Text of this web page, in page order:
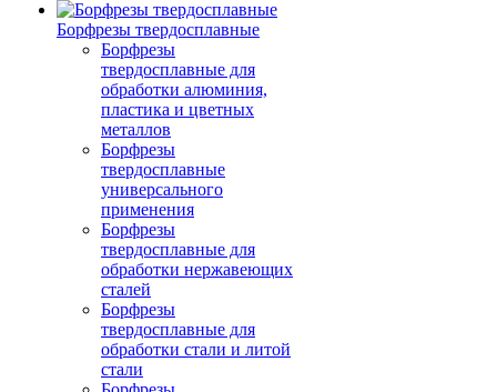
Борфрезы твердосплавные
Борфрезы
твердосплавные для
обработки алюминия,
пластика и цветных
металлов
Борфрезы
твердосплавные
универсального
применения
Борфрезы
твердосплавные для
обработки нержавеющих
сталей
Борфрезы
твердосплавные для
обработки стали и литой
стали